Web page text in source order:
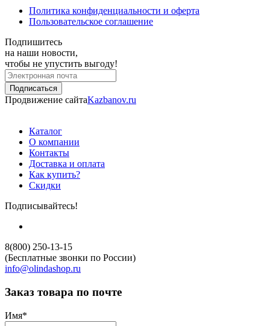
Политика конфиденциальности и оферта
Пользовательское соглашение
Подпишитесь
на наши новости,
чтобы не упустить выгоду!
Продвижение сайтаKazbanov.ru
Каталог
О компании
Контакты
Доставка и оплата
Как купить?
Скидки
Подписывайтесь!
8(800) 250-13-15
(Бесплатные звонки по России)
info@olindashop.ru
Заказ товара по почте
Имя*